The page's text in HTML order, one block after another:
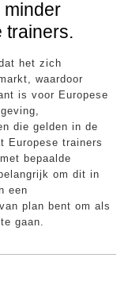
minder
trainers.
het zich
waardoor
is voor Europese
die gelden in de
Europese trainers
bepaalde
om dit in
een
plan bent om als
gaan.